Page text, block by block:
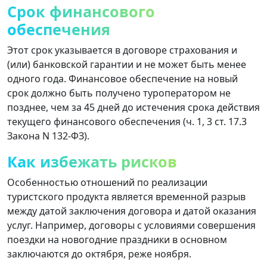
Срок финансового
обеспечения
Этот срок указывается в договоре страхования и
(или) банковской гарантии и не может быть менее
одного года. Финансовое обеспечение на новый
срок должно быть получено туроператором не
позднее, чем за 45 дней до истечения срока действия
текущего финансового обеспечения (ч. 1, 3 ст. 17.3
Закона N 132-ФЗ).
Как избежать рисков
Особенностью отношений по реализации
туристского продукта является временной разрыв
между датой заключения договора и датой оказания
услуг. Например, договоры с условиями совершения
поездки на новогодние праздники в основном
заключаются до октября, реже ноября.